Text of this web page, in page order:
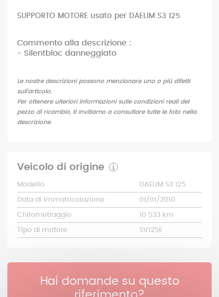
SUPPORTO MOTORE usato per DAELIM S3 125
Commento alla descrizione :
- Silentbloc danneggiato
Le nostre descrizioni possono menzionare uno o più difetti
sull'articolo.
Per ottenere ulteriori informazioni sulle condizioni reali del
pezzo di ricambio, ti invitiamo a consultare tutte le foto nella
descrizione.
Veicolo di origine
Modello DAELIM S3 125
Data di immatricolazione 01/01/2010
Chilometraggio 10 533 km
Tipo di motore SV125E
Hai domande su questo